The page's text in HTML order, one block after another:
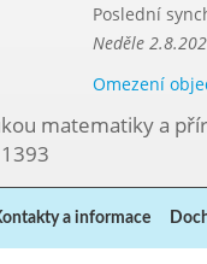
Poslední
Neděle
Omezení
matematiky a
a informace